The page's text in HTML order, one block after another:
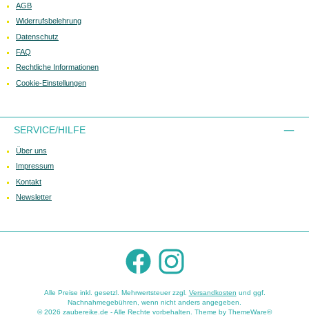
AGB
Widerrufsbelehrung
Datenschutz
FAQ
Rechtliche Informationen
Cookie-Einstellungen
SERVICE/HILFE
Über uns
Impressum
Kontakt
Newsletter
Facebook Instagram
Alle Preise inkl. gesetzl. Mehrwertsteuer zzgl. Versandkosten und ggf.
Nachnahmegebühren, wenn nicht anders angegeben.
© 2026 zaubereike.de - Alle Rechte vorbehalten. Theme by ThemeWare®